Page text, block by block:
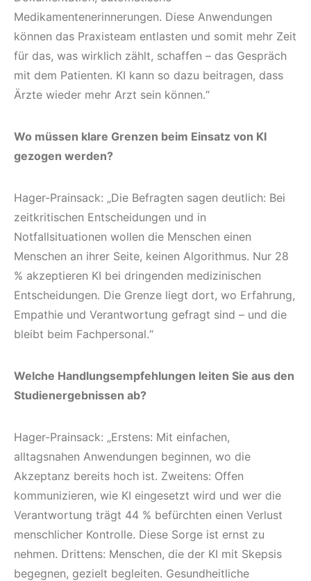
Medikamentenerinnerungen. Diese Anwendungen
können das Praxisteam entlasten und somit mehr Zeit
für das, was wirklich zählt, schaffen – das Gespräch
mit dem Patienten. KI kann so dazu beitragen, dass
Ärzte wieder mehr Arzt sein können.“
Wo müssen klare Grenzen beim Einsatz von KI
gezogen werden?
Hager-Prainsack: „Die Befragten sagen deutlich: Bei
zeitkritischen Entscheidungen und in
Notfallsituationen wollen die Menschen einen
Menschen an ihrer Seite, keinen Algorithmus. Nur 28
% akzeptieren KI bei dringenden medizinischen
Entscheidungen. Die Grenze liegt dort, wo Erfahrung,
Empathie und Verantwortung gefragt sind – und die
bleibt beim Fachpersonal.“
Welche Handlungsempfehlungen leiten Sie aus den
Studienergebnissen ab?
Hager-Prainsack: „Erstens: Mit einfachen,
alltagsnahen Anwendungen beginnen, wo die
Akzeptanz bereits hoch ist. Zweitens: Offen
kommunizieren, wie KI eingesetzt wird und wer die
Verantwortung trägt 44 % befürchten einen Verlust
menschlicher Kontrolle. Diese Sorge ist ernst zu
nehmen. Drittens: Menschen, die der KI mit Skepsis
begegnen, gezielt begleiten. Gesundheitliche